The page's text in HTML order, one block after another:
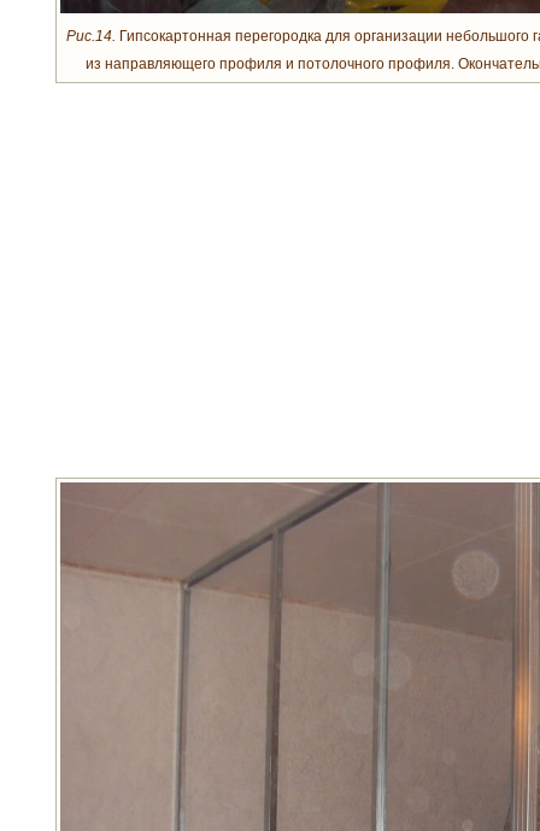
Рис.14. Гипсокартонная перегородка для организации небольшого
из направляющего профиля и потолочного профиля.